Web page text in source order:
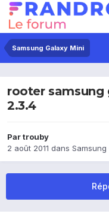
Samsung Galaxy Mini
rooter samsung
2.3.4
Partrouby
2 août 2011 dans Samsung